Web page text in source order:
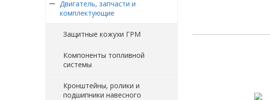
Двигатель, запчасти и
комплектующие
Защитные кожухи ГРМ
Компоненты топливной
системы
Кронштейны, ролики и
подшипники навесного